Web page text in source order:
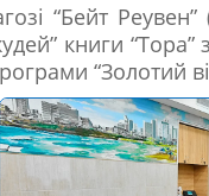
“Бейт
книги
“Золотий